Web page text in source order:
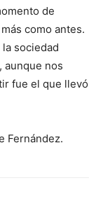
de
como an­tes.
sociedad
aun­que nos
fue el que llevó
Fernández.